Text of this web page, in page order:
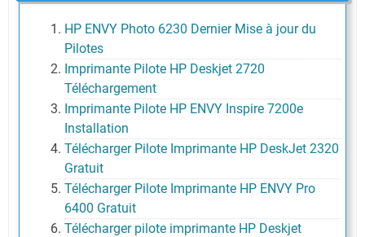
HP ENVY Photo 6230 Dernier Mise à jour du
Pilotes
Imprimante Pilote HP Deskjet 2720
Téléchargement
Imprimante Pilote HP ENVY Inspire 7200e
Installation
Télécharger Pilote Imprimante HP DeskJet 2320
Gratuit
Télécharger Pilote Imprimante HP ENVY Pro
6400 Gratuit
Télécharger pilote imprimante HP Deskjet